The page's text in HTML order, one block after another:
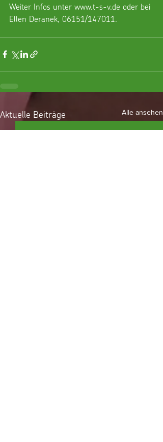
Weiter Infos unter www.t-s-v.de oder bei
Ellen Deranek, 06151/147011.
Aktuelle Beiträge Alle ansehen